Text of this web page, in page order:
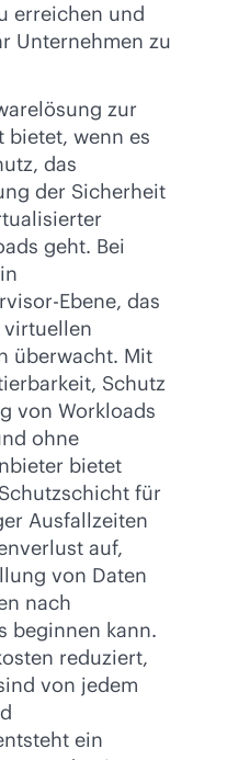
erreichen und
Unternehmen zu
zur
bietet, wenn es
das
der Sicherheit
geht. Bei
Ebene, das
überwacht. Mit
Schutz
von Workloads
ohne
bietet
für
Ausfallzeiten
auf,
von Daten
nach
beginnen kann.
reduziert,
von jedem
ein